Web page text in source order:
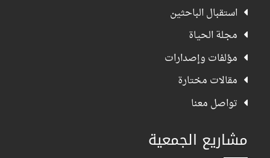
استقبال الباحثين
مجلة الحياة
مؤلفات وإصدارات
مقالات مختارة
تواصل معنا
مشاريع الجمعية